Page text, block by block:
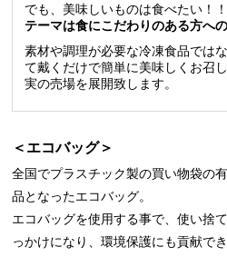
でも、美味しいものは食べたい！！
テーマは食にこだわりのある方へ
素材や調理が必要な冷凍食品では
て戴くだけで簡単に美味しくお召
実の売場を展開致します。
＜エコバッグ＞
全国でプラスチック製の買い物袋の
品となったエコバッグ。
エコバッグを使用する事で、使い捨
っかけになり、環境保護にも貢献でき